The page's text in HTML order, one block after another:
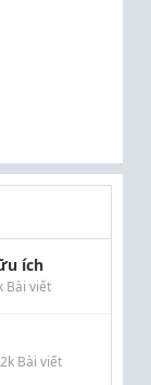
ích
Bài viết
Bài viết